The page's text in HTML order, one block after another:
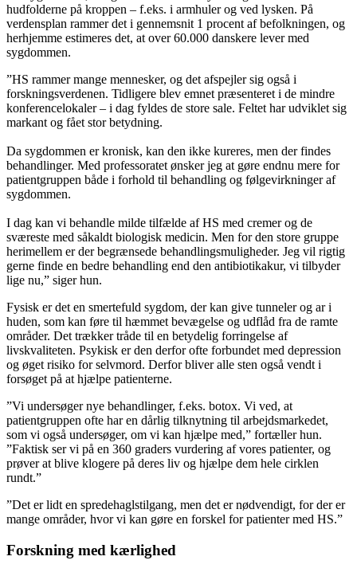
hudfolderne på kroppen – f.eks. i armhuler og ved lysken. På
verdensplan rammer det i gennemsnit 1 procent af befolkningen, og
herhjemme estimeres det, at over 60.000 danskere lever med
sygdommen.
”HS rammer mange mennesker, og det afspejler sig også i
forskningsverdenen. Tidligere blev emnet præsenteret i de mindre
konferencelokaler – i dag fyldes de store sale. Feltet har udviklet sig
markant og fået stor betydning.
Da sygdommen er kronisk, kan den ikke kureres, men der findes
behandlinger. Med professoratet ønsker jeg at gøre endnu mere for
patientgruppen både i forhold til behandling og følgevirkninger af
sygdommen.
I dag kan vi behandle milde tilfælde af HS med cremer og de
sværeste med såkaldt biologisk medicin. Men for den store gruppe
herimellem er der begrænsede behandlingsmuligheder. Jeg vil rigtig
gerne finde en bedre behandling end den antibiotikakur, vi tilbyder
lige nu,” siger hun.
Fysisk er det en smertefuld sygdom, der kan give tunneler og ar i
huden, som kan føre til hæmmet bevægelse og udflåd fra de ramte
områder. Det trækker tråde til en betydelig forringelse af
livskvaliteten. Psykisk er den derfor ofte forbundet med depression
og øget risiko for selvmord. Derfor bliver alle sten også vendt i
forsøget på at hjælpe patienterne.
”Vi undersøger nye behandlinger, f.eks. botox. Vi ved, at
patientgruppen ofte har en dårlig tilknytning til arbejdsmarkedet,
som vi også undersøger, om vi kan hjælpe med,” fortæller hun.
”Faktisk ser vi på en 360 graders vurdering af vores patienter, og
prøver at blive klogere på deres liv og hjælpe dem hele cirklen
rundt.”
”Det er lidt en spredehaglstilgang, men det er nødvendigt, for der er
mange områder, hvor vi kan gøre en forskel for patienter med HS.”
Forskning med kærlighed